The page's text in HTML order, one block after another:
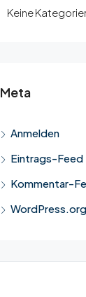
Keine
Meta
Anmelden
Eintrags-Feed
Kommentar-
WordPress.org